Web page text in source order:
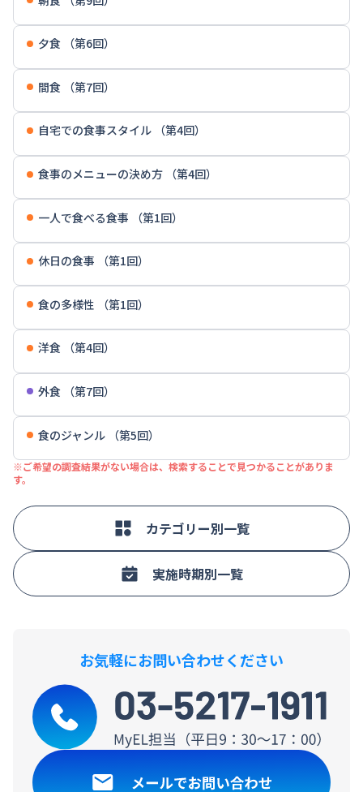
夕食 （第6回）
間食 （第7回）
自宅での食事スタイル （第4回）
食事のメニューの決め方 （第4回）
一人で食べる食事 （第1回）
休日の食事 （第1回）
食の多様性 （第1回）
洋食 （第4回）
外食 （第7回）
食のジャンル （第5回）
※ご希望の調査結果がない場合は、検索することで見つかることがありま
す。
カテゴリー別一覧
実施時期別一覧
お気軽にお問い合わせください